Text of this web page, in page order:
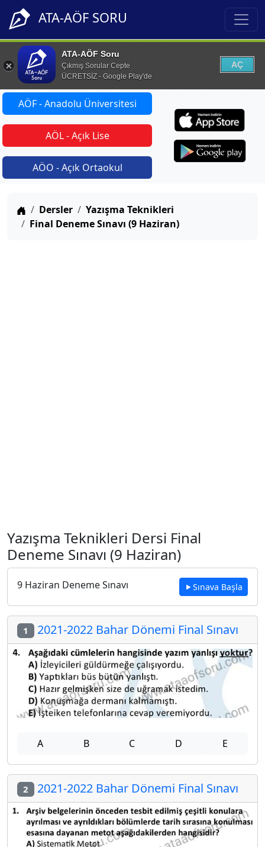
ATA-AÖF SORU
ATA-AÖF Soru
Çıkmış Sorular Cepte
ÜCRETSİZ - Google Play'de
AÇ
AÖF - Anadolu Üniversitesi
AÖL - Açık Lise
AÖO - Açık Ortaokul
Anasayfa
Dersler
Yazışma Teknikleri
Final Deneme Sınavı (9 Haziran)
Yazışma Teknikleri Dersi Final
Deneme Sınavı (9 Haziran)
9 Haziran Deneme Sınavı Sınava Başla
1 2021-2022 Bahar Dönemi Final Sınavı
A B C D E
2 2021-2022 Bahar Dönemi Final Sınavı